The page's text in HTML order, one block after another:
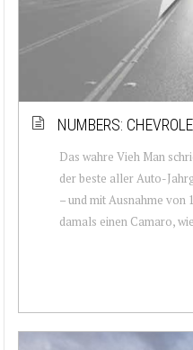
NUMBERS:
Das wahre Vieh Man
der beste aller Auto-
– und mit Ausnahme von
damals einen Camaro,